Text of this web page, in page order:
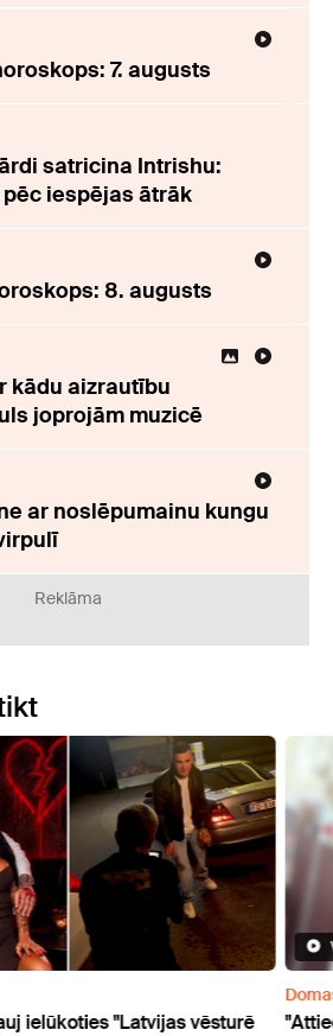
7. augusts
satricina Intrishu:
iespējas ātrāk
8. augusts
kādu aizrautību
joprojām muzicē
ar noslēpumainu kungu
Reklāma
ielūkoties "Latvijas vēsturē